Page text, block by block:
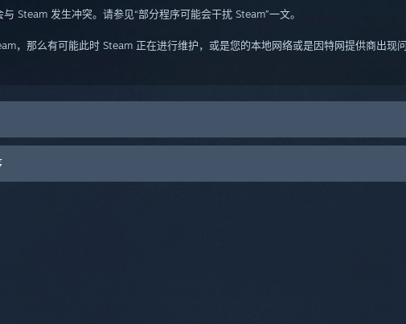
Steam 发生冲突。请参见“部分程序可能会干扰 Steam”一文。
，那么有可能此时 Steam 正在进行维护，或是您的本地网络或是因特网提供商出现